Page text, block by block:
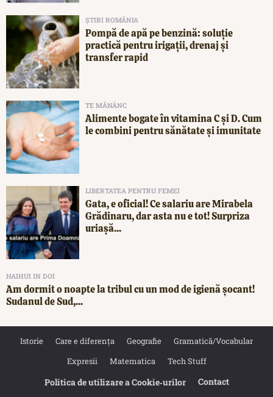
ȘTIRI ROMÂNIA
Pompă de apă pe benzină: soluție
practică pentru irigații, drenaj și
transfer rapid
TE MĂNÂNC
Alimente bogate în vitamina C și D. Cum
le combini pentru sănătate și imunitate
LIBERTATEA PENTRU FEMEI
Gata, e oficial! Ce salariu are Mirabela
Grădinaru, dar asta nu e tot! Surpriza
uriașă...
HAIHUI IN DOI
Am dormit o noapte la tribul cu un mod de igienă șocant!
Sudanul de Sud,...
Istorie Care e diferența Geografie
Gramatică/Vocabular
Expresii
Matematica Tech Stuff
Politica de utilizare a Cookie‐urilor Contact